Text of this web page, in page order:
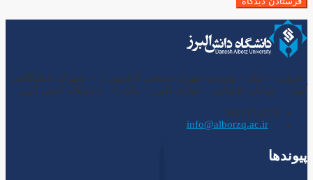
قزوین – آبیک – ورودی شهرک صنعتی کاسپین 2 – شهرک دانشگاهی
آبیک – خیابان کاشانی – خیابان البرز – پلاک 0 – دانشگاه دانش البرز
3441152278
info@alborzq.ac.ir
پیوندها